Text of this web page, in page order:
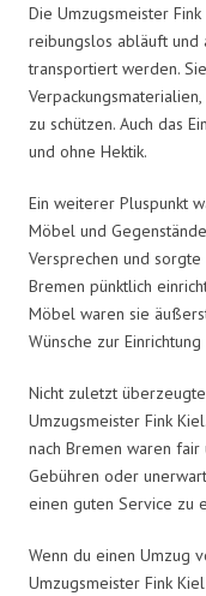
Die Umzugsmeister
reibungslos abläuft und
transportiert werden.
zu schützen. Auch das
und ohne Hektik.
Ein weiterer Pluspunkt
Möbel und
Versprechen und
Bremen pünktlich
Möbel waren sie
Wünsche zur
Nicht zuletzt
Umzugsmeister Fink
nach Bremen waren fair
Gebühren oder
einen guten Service zu
Wenn du einen Umzug
Umzugsmeister Fink